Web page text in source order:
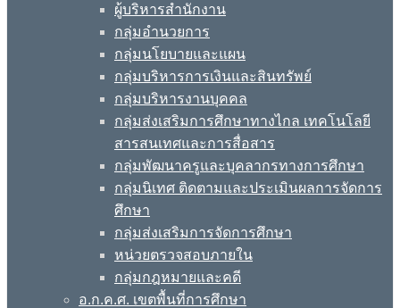
ผู้บริหารสำนักงาน
กลุ่มอำนวยการ
กลุ่มนโยบายและแผน
กลุ่มบริหารการเงินและสินทรัพย์
กลุ่มบริหารงานบุคคล
กลุ่มส่งเสริมการศึกษาทางไกล เทคโนโลยี
สารสนเทศและการสื่อสาร
กลุ่มพัฒนาครูและบุคลากรทางการศึกษา
กลุ่มนิเทศ ติดตามและประเมินผลการจัดการ
ศึกษา
กลุ่มส่งเสริมการจัดการศึกษา
หน่วยตรวจสอบภายใน
กลุ่มกฎหมายและคดี
อ.ก.ค.ศ. เขตพื้นที่การศึกษา